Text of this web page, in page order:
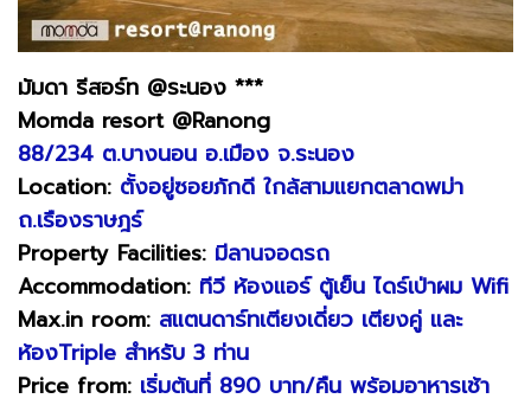
มัมดา รีสอร์ท @ระนอง ***
Momda resort @Ranong
88/234 ต.บางนอน อ.เมือง จ.ระนอง
Location: ตั้งอยู่ซอยภักดี ใกล้สามแยกตลาดพม่า
ถ.เรืองราษฎร์
Property Facilities: มีลานจอดรถ
Accommodation: ทีวี ห้องแอร์ ตู้เย็น ไดร์เป่าผม Wifi
Max.in room: สแตนดาร์ทเตียงเดี่ยว เตียงคู่ และ
ห้องTriple สำหรับ 3 ท่าน
Price from: เริ่มต้นที่ 890 บาท/คืน พร้อมอาหารเช้า